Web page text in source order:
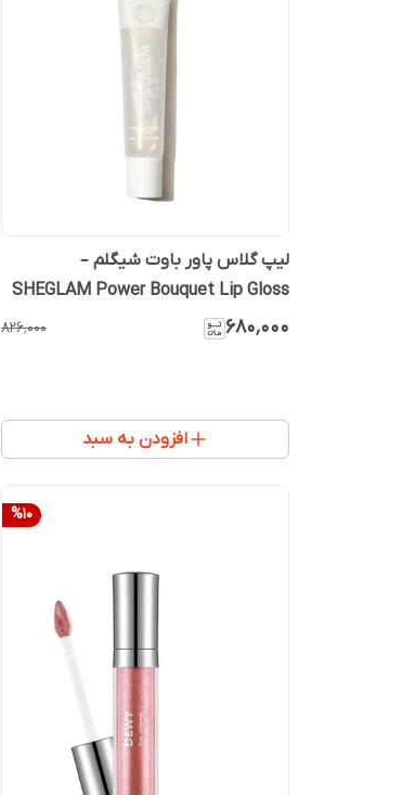
لیپ گلاس پاور باوت شیگلم –
SHEGLAM Power Bouquet Lip Gloss
۶۸۰٬۰۰۰ ۸۲۶٬۰۰۰
افزودن به سبد
%10